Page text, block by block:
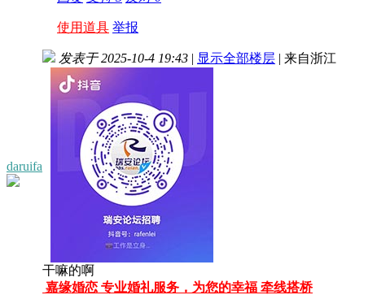
使用道具 举报
daruifa
发表于 2025-10-4 19:43 | 显示全部楼层 | 来自浙江
干嘛的啊
嘉缘婚恋 专业婚礼服务，为您的幸福 牵线搭桥